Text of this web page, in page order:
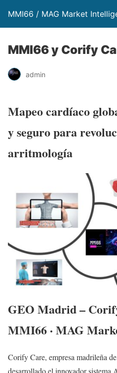
MMI66 / MAG Market
MMI66 y Corify
admin
Mapeo cardíaco
y seguro para
arritmología
GEO Madrid –
MMI66 · MAG
Corify Care, empresa madrileña
desarrollado el innovador